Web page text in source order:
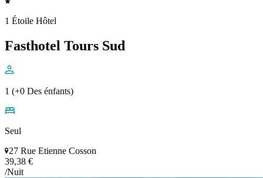
1 Étoile Hôtel
Fasthotel Tours Sud
1 (+0 Des énfants)
Seul
27 Rue Etienne Cosson
39,38 €
/Nuit